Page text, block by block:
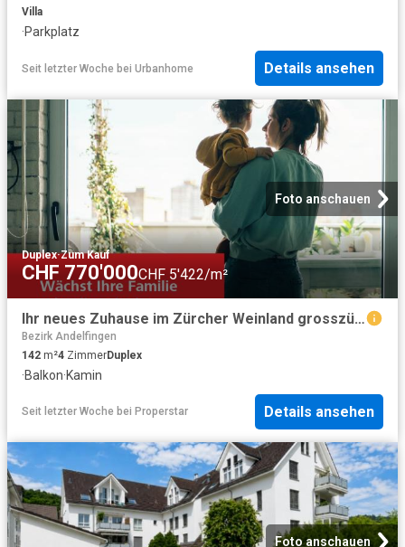
Villa
·Parkplatz
Seit letzter Woche bei Urbanhome Details ansehen
Foto anschauen
Duplex·Zum Kauf
CHF 770'000CHF 5'422/m²
Ihr neues Zuhause im Zürcher Weinland grosszügig, hell und naturnah
Bezirk Andelfingen
142 m²4 ZimmerDuplex
·Balkon·Kamin
Seit letzter Woche bei Properstar Details ansehen
Foto anschauen